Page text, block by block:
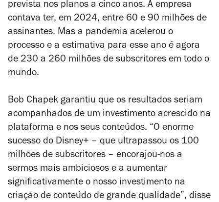
prevista nos planos a cinco anos. A empresa
contava ter, em 2024, entre 60 e 90 milhões de
assinantes. Mas a pandemia acelerou o
processo e a estimativa para esse ano é agora
de 230 a 260 milhões de subscritores em todo o
mundo.
Bob Chapek garantiu que os resultados seriam
acompanhados de um investimento acrescido na
plataforma e nos seus conteúdos. “O enorme
sucesso do Disney+ – que ultrapassou os 100
milhões de subscritores – encorajou-nos a
sermos mais ambiciosos e a aumentar
significativamente o nosso investimento na
criação de conteúdo de grande qualidade”, disse